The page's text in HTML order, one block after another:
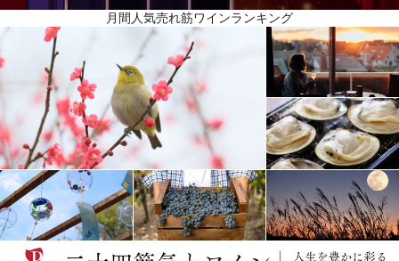
月間人気売れ筋ワインランキング